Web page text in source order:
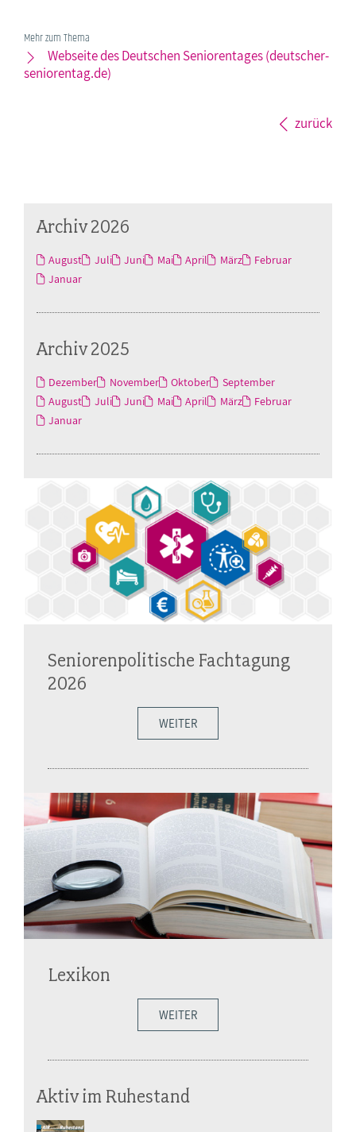
Mehr zum Thema
Webseite des Deutschen Seniorentages (deutscher-
seniorentag.de)
zurück
Archiv 2026
August Juli Juni Mai April März
Februar
Januar
Archiv 2025
Dezember November Oktober
September
August
Juli Juni Mai April März
Februar
Januar
Seniorenpolitische Fachtagung
2026
WEITER
Lexikon
WEITER
Aktiv im Ruhestand